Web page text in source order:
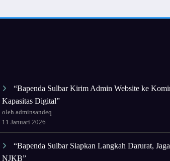
“Bapenda Sulbar Kirim Admin Website ke
Kapasitas Digital”
oleh adminsandeq
11 Januari 2026
“Bapenda Sulbar Siapkan Langkah Darurat,
NJKB”